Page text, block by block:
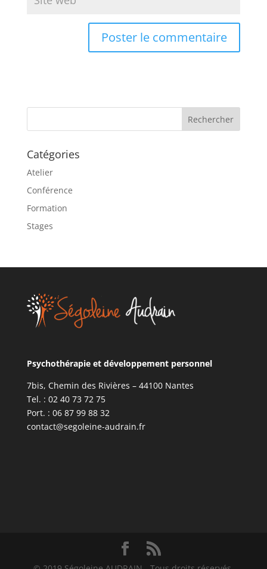
n
t
i
e
:
Catégories
Atelier
Conférence
Formation
Stages
Psychothérapie et développement personnel
7bis, Chemin des Rivières – 44100 Nantes
Tel. : 02 40 73 72 75
Port. : 06 87 99 88 32
contact@segoleine-audrain.fr